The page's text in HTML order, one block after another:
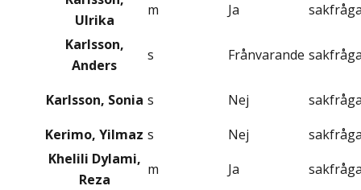
Ulrika
m Ja
Karlsson,
Anders
s Frånvarande
Karlsson, Sonia s Nej
Kerimo, Yilmaz s Nej
Khelili Dylami,
Reza
m Ja